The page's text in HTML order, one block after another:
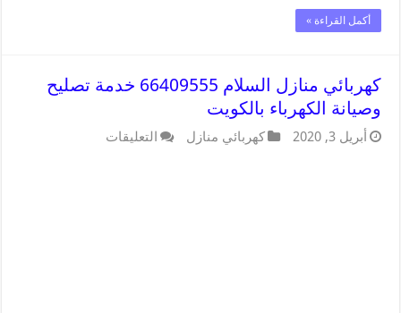
أكمل القراءة »
كهربائي منازل السلام 66409555 خدمة تصليح
وصيانة الكهرباء بالكويت
أبريل 3, 2020 كهربائي منازل التعليقات